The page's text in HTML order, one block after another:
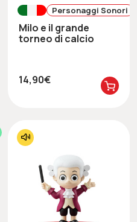
Personaggi Sonori
Milo e il grande
torneo di calcio
14,90€